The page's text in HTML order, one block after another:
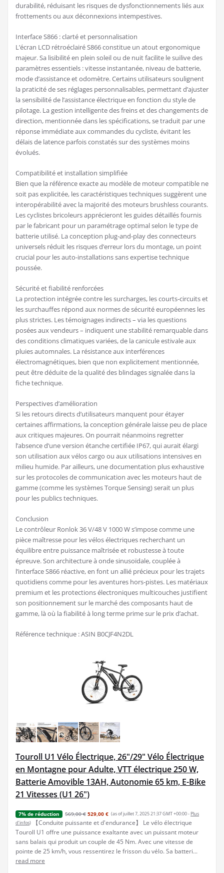
durabilité, réduisant les risques de dysfonctionnements liés aux
frottements ou aux déconnexions intempestives.
Interface S866 : clarté et personnalisation
L’écran LCD rétroéclairé S866 constitue un atout ergonomique
majeur. Sa lisibilité en plein soleil ou de nuit facilite le suilive des
paramètres essentiels : vitesse instantanée, niveau de batterie,
mode d’assistance et odomètre. Certains utilisateurs soulignent
la praticité de ses réglages personnalisables, permettant d’ajuster
la sensibilité de l’assistance électrique en fonction du style de
pilotage. La gestion intelligente des freins et des changements de
direction, mentionnée dans les spécifications, se traduit par une
réponse immédiate aux commandes du cycliste, évitant les
délais de latence parfois constatés sur des systèmes moins
évolués.
Compatibilité et installation simplifiée
Bien que la référence exacte au modèle de moteur compatible ne
soit pas explicitée, les caractéristiques techniques suggèrent une
interopérabilité avec la majorité des moteurs brushless courants.
Les cyclistes bricoleurs apprécieront les guides détaillés fournis
par le fabricant pour un paramétrage optimal selon le type de
batterie utilisé. La conception plug-and-play des connecteurs
universels réduit les risques d’erreur lors du montage, un point
crucial pour les auto-installations sans expertise technique
poussée.
Sécurité et fiabilité renforcées
La protection intégrée contre les surcharges, les courts-circuits et
les surchauffes répond aux normes de sécurité européennes les
plus strictes. Les témoignages indirects – via les questions
posées aux vendeurs – indiquent une stabilité remarquable dans
des conditions climatiques variées, de la canicule estivale aux
pluies automnales. La résistance aux interférences
électromagnétiques, bien que non explicitement mentionnée,
peut être déduite de la qualité des blindages signalée dans la
fiche technique.
Perspectives d’amélioration
Si les retours directs d’utilisateurs manquent pour étayer
certaines affirmations, la conception générale laisse peu de place
aux critiques majeures. On pourrait néanmoins regretter
l’absence d’une version étanche certifiée IP67, qui aurait élargi
son utilisation aux vélos cargo ou aux utilisations intensives en
milieu humide. Par ailleurs, une documentation plus exhaustive
sur les protocoles de communication avec les moteurs haut de
gamme (comme les systèmes Torque Sensing) serait un plus
pour les publics techniques.
Conclusion
Le contrôleur Ronlok 36 V/48 V 1000 W s’impose comme une
pièce maîtresse pour les vélos électriques recherchant un
équilibre entre puissance maîtrisée et robustesse à toute
épreuve. Son architecture à onde sinusoïdale, couplée à
l’interface S866 réactive, en font un allié précieux pour les trajets
quotidiens comme pour les aventures hors-pistes. Les matériaux
premium et les protections électroniques multicouches justifient
son positionnement sur le marché des composants haut de
gamme, là où la fiabilité à long terme prime sur le prix d’achat.
Référence technique : ASIN B0CJF4N2DL
Touroll U1 Vélo Électrique, 26"/29" Vélo Électrique
en Montagne pour Adulte, VTT électrique 250 W,
Batterie Amovible 13AH, Autonomie 65 km, E-Bike
21 Vitesses (U1 26")
7% de réduction 569,00 € 529,00 € (as of juillet 7, 2025 21:37 GMT +00:00 - Plus
d’infos)
【Conduite puissante et d'endurance】 Le vélo électrique
Touroll U1 offre une puissance exaltante avec un puissant moteur
sans balais qui produit un couple de 45 Nm. Avec une vitesse de
pointe de 25 km/h, vous ressentirez le frisson du vélo. Sa batteri...
read more